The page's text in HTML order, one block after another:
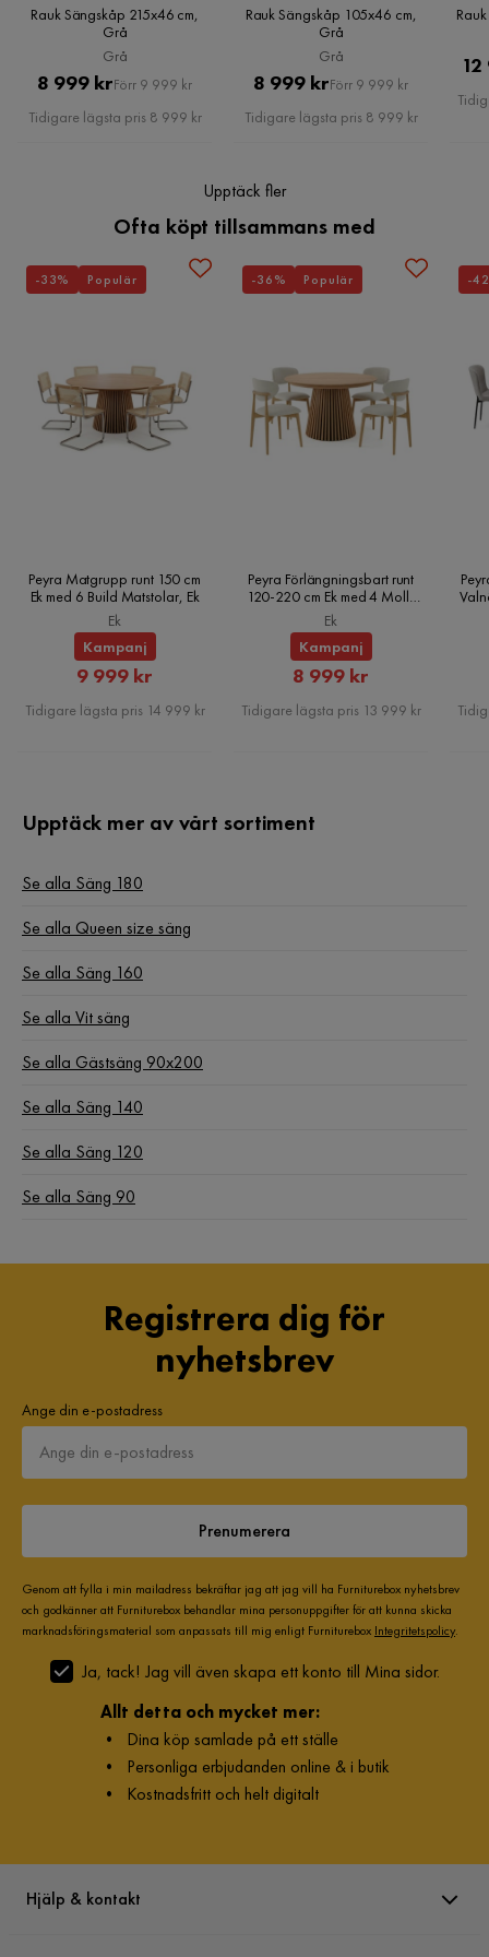
Färg
Rauk Sängskåp 215x46 cm,
Grå
Grå
Pris
8 999 krOriginal
Pris
Förr 9 999 kr
Tidigare lägsta pris 8 999 kr
Rauk Sängskåp 105x46 cm,
Grå
Grå
Pris
8 999 krOriginal
Pris
Förr 9 999 kr
Tidigare lägsta pris 8 999 kr
Upptäck fler
Ofta köpt tillsammans med
Peyra Matgrupp runt 150 cm
Ek med 6 Build Matstolar, Ek
Ek
Kampanj
Rabatterat
Pris
9 999 kr
Tidigare lägsta pris 14 999 kr
-33% Populär
Peyra Förlängningsbart runt
120-220 cm Ek med 4 Molly
Matstolar, Ek
Ek
Kampanj
Rabatterat
Pris
8 999 kr
Tidigare lägsta pris 13 999 kr
-36% Populär -
Upptäck mer av vårt sortiment
Se alla Säng 180
Se alla Queen size säng
Se alla Säng 160
Se alla Vit säng
Se alla Gästsäng 90x200
Se alla Säng 140
Se alla Säng 120
Se alla Säng 90
Registrera dig för
nyhetsbrev
Ange din e-postadress
Prenumerera
Genom att fylla i min mailadress bekräftar jag att jag vill ha Furniturebox nyhetsbrev
och godkänner att Furniturebox behandlar mina personuppgifter för att kunna skicka
marknadsföringsmaterial som anpassats till mig enligt Furniturebox Integritetspolicy.
Ja, tack! Jag vill även skapa ett konto till Mina sidor.
Allt detta och mycket mer:
• Dina köp samlade på ett ställe
• Personliga erbjudanden online & i butik
• Kostnadsfritt och helt digitalt
Hjälp & kontakt